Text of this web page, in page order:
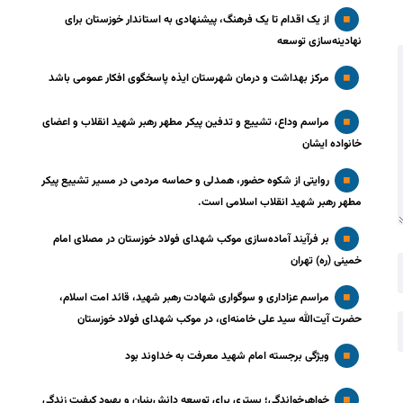
از یک اقدام تا یک فرهنگ، پیشنهادی به استاندار خوزستان برای
نهادینه‌سازی توسعه
مرکز بهداشت و درمان شهرستان ایذه پاسخگوی افکار عمومی باشد
مراسم وداع، تشییع و تدفین پیکر مطهر رهبر شهید انقلاب و اعضای
خانواده ایشان
روایتی از شکوه حضور، همدلی و حماسه مردمی در مسیر تشییع پیکر
مطهر رهبر شهید انقلاب اسلامی است.
بر فرآیند آماده‌سازی موکب شهدای فولاد خوزستان در مصلای امام
خمینی (ره) تهران
مراسم عزاداری و سوگواری شهادت رهبر شهید، قائد امت اسلام،
حضرت آیت‌الله سید علی خامنه‌ای، در موکب شهدای فولاد خوزستان
ویژگی برجسته امام شهید معرفت به خداوند بود